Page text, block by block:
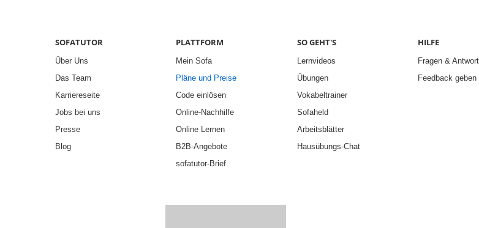
SOFATUTOR
Über Uns
Das Team
Karriereseite
Jobs bei uns
Presse
Blog
PLATTFORM
Mein Sofa
Pläne und Preise
Code einlösen
Online-Nachhilfe
Online Lernen
B2B-Angebote
sofatutor-Brief
SO GEHT'S
Lernvideos
Übungen
Vokabeltrainer
Sofaheld
Arbeitsblätter
Hausübungs-Chat
HILFE
Fragen &
Feedback geben